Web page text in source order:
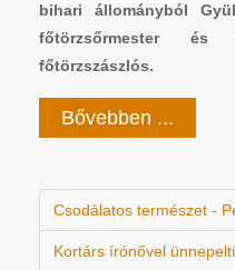
bihari állományból
főtörzsőrmester és
főtörzszászlós.
Bővebben ...
Csodálatos természet -
Kortárs írónővel